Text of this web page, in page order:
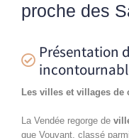
proche des
Présentation
Les villes et villages de
La Vendée regorge de
que Vouvant, classé